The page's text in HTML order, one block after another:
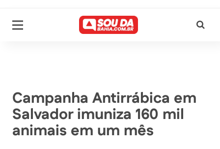
Campanha Antirrábica em
Salvador imuniza 160 mil
animais em um mês